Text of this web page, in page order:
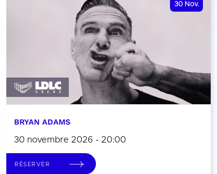
30 Nov.
BRYAN ADAMS
30 novembre 2026 - 20:00
RÉSERVER